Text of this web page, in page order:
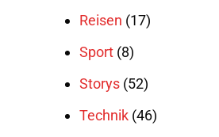
Reisen (17)
Sport (8)
Storys (52)
Technik (46)